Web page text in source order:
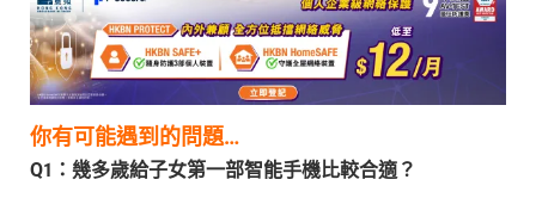
你有可能遇到的問題…
Q1：幾多歲給子女第一部智能手機比較合適？